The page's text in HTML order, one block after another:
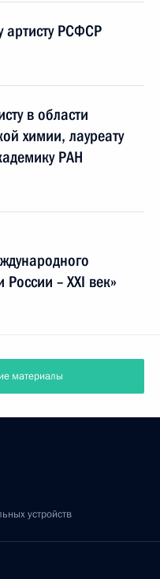
артисту РСФСР
в области
химии, лауреату
РАН
– XXI век»
материалы
устройств